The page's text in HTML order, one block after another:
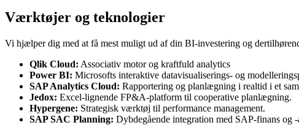
Værktøjer og teknologier
Vi hjælper dig med at få mest muligt ud af din BI-investering og
Qlik Cloud: Associativ motor og kraftfuld analytics
Power BI: Microsofts interaktive datavisualiserings- og
SAP Analytics Cloud: Rapportering og planlægning i realtid i et
Jedox: Excel-lignende FP&A-platform til cooperative planlægning.
Hypergene: Strategisk værktøj til performance management.
SAP SAC Planning: Dybdegående integration med SAP-finans og -